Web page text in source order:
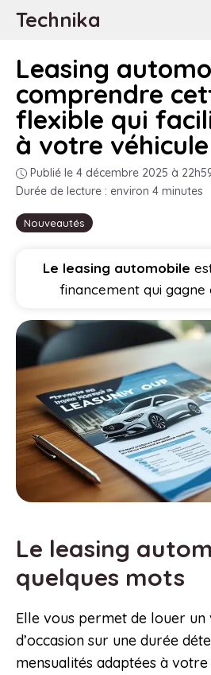
AllerTechnika
Nouveautés
Leasing
comprendre
flexible qui
à votre véhicule
Publié le 4 décembre 2025 à
Durée de lecture : environ 4 minutes
Le leasing automobile
financement qui gagne
Le leasing
quelques mots
Elle vous permet de louer
d’occasion sur une durée
mensualités adaptées à